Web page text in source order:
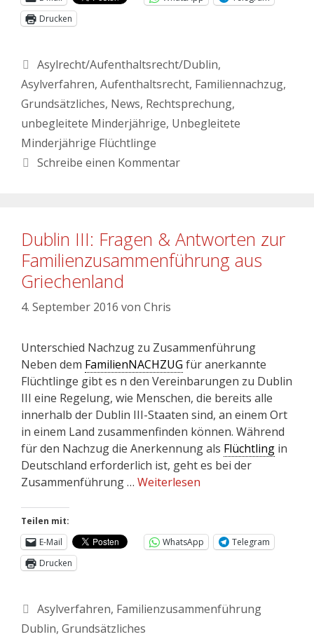
Drucken
Asylrecht/Aufenthaltsrecht/Dublin,
Asylverfahren, Aufenthaltsrecht, Familiennachzug,
Grundsätzliches, News, Rechtsprechung,
unbegleitete Minderjährige, Unbegleitete
Minderjährige Flüchtlinge
Schreibe einen Kommentar
Dublin III: Fragen & Antworten zur
Familienzusammenführung aus
Griechenland
4. September 2016 von Chris
Unterschied Nachzug zu Zusammenführung
Neben dem FamilienNACHZUG für anerkannte
Flüchtlinge gibt es n den Vereinbarungen zu Dublin
III eine Regelung, wie Menschen, die bereits alle
innerhalb der Dublin III-Staaten sind, an einem Ort
in einem Land zusammenfinden können. Während
für den Nachzug die Anerkennung als Flüchtling in
Deutschland erforderlich ist, geht es bei der
Zusammenführung … Weiterlesen
Teilen mit:
E-Mail
WhatsApp
Telegram
Drucken
Asylverfahren, Familienzusammenführung
Dublin, Grundsätzliches